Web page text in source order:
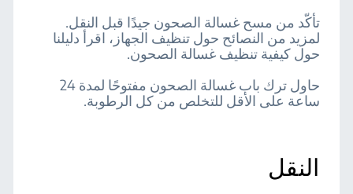
تأكّد من مسح غسالة الصحون جيدًا قبل النقل.
لمزيد من النصائح حول تنظيف الجهاز، اقرأ دليلنا
حول كيفية تنظيف غسالة الصحون.
حاول ترك باب غسالة الصحون مفتوحًا لمدة 24
ساعة على الأقل للتخلص من كل الرطوبة.
النقل